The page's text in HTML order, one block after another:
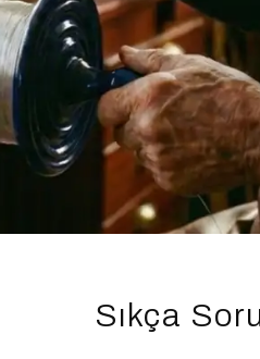
Sıkça